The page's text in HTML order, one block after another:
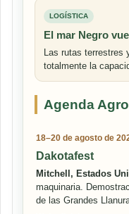
LOGÍSTICA
El mar Negro
Las rutas terrestres
totalmente la
Agenda
18–20 de agosto de
Dakotafest
Mitchell, Estados
maquinaria.
de las Grandes